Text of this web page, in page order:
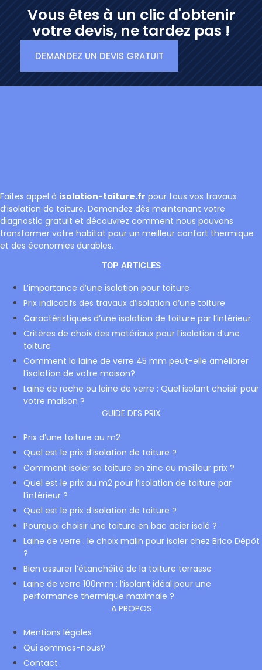
Vous êtes à un clic d'obtenir
votre devis, ne tardez pas !
DEMANDEZ UN DEVIS GRATUIT
Faites appel à isolation-toiture.fr pour tous vos travaux
d’isolation de toiture. Demandez dès maintenant votre
diagnostic gratuit et découvrez comment nous pouvons
transformer votre habitat pour un meilleur confort thermique
et des économies durables.
TOP ARTICLES
L’importance d’une isolation pour toiture
Prix indicatifs des travaux d’isolation d’une toiture
Caractéristiques d’une isolation de toiture par l’intérieur
Critères de choix des matériaux pour l’isolation d’une
toiture
Comment la laine de verre 45 mm peut-elle améliorer
l’isolation de votre maison?
Laine de roche ou laine de verre : Quel isolant choisir pour
votre maison ?
GUIDE DES PRIX
Prix d’une toiture au m2
Quel est le prix d’isolation de toiture ?
Comment isoler sa toiture en zinc au meilleur prix ?
Quel est le prix au m2 pour l’isolation de toiture par
l’intérieur ?
Quel est le prix d’isolation de toiture ?
Pourquoi choisir une toiture en bac acier isolé ?
Laine de verre : le choix malin pour isoler chez Brico Dépôt
?
Bien assurer l’étanchéité de la toiture terrasse
Laine de verre 100mm : l’isolant idéal pour une
performance thermique maximale ?
A PROPOS
Mentions légales
Qui sommes-nous?
Contact